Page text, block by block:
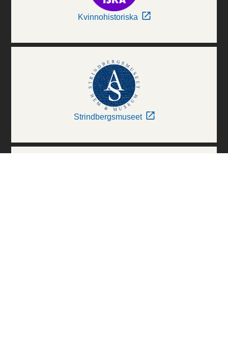
Kvinnohistoriska
Strindbergsmuseet